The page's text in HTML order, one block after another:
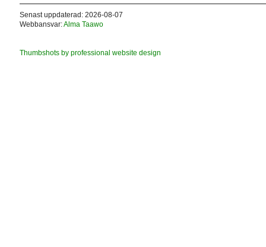
Senast uppdaterad: 2026-08-07
Webbansvar:Alma Taawo
Thumbshots by professional website design